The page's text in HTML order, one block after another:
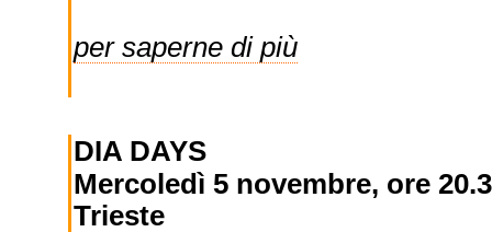
per saperne di più
DIA DAYS
Mercoledì 5 novembre, ore
Trieste